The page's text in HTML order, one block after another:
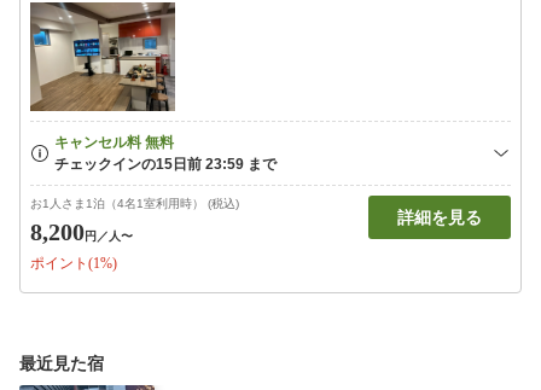
お1人さま1泊（4名1室利用時） (税込)
8,200円 ／人〜
ポイント(1%)
詳細を見る
最近見た宿